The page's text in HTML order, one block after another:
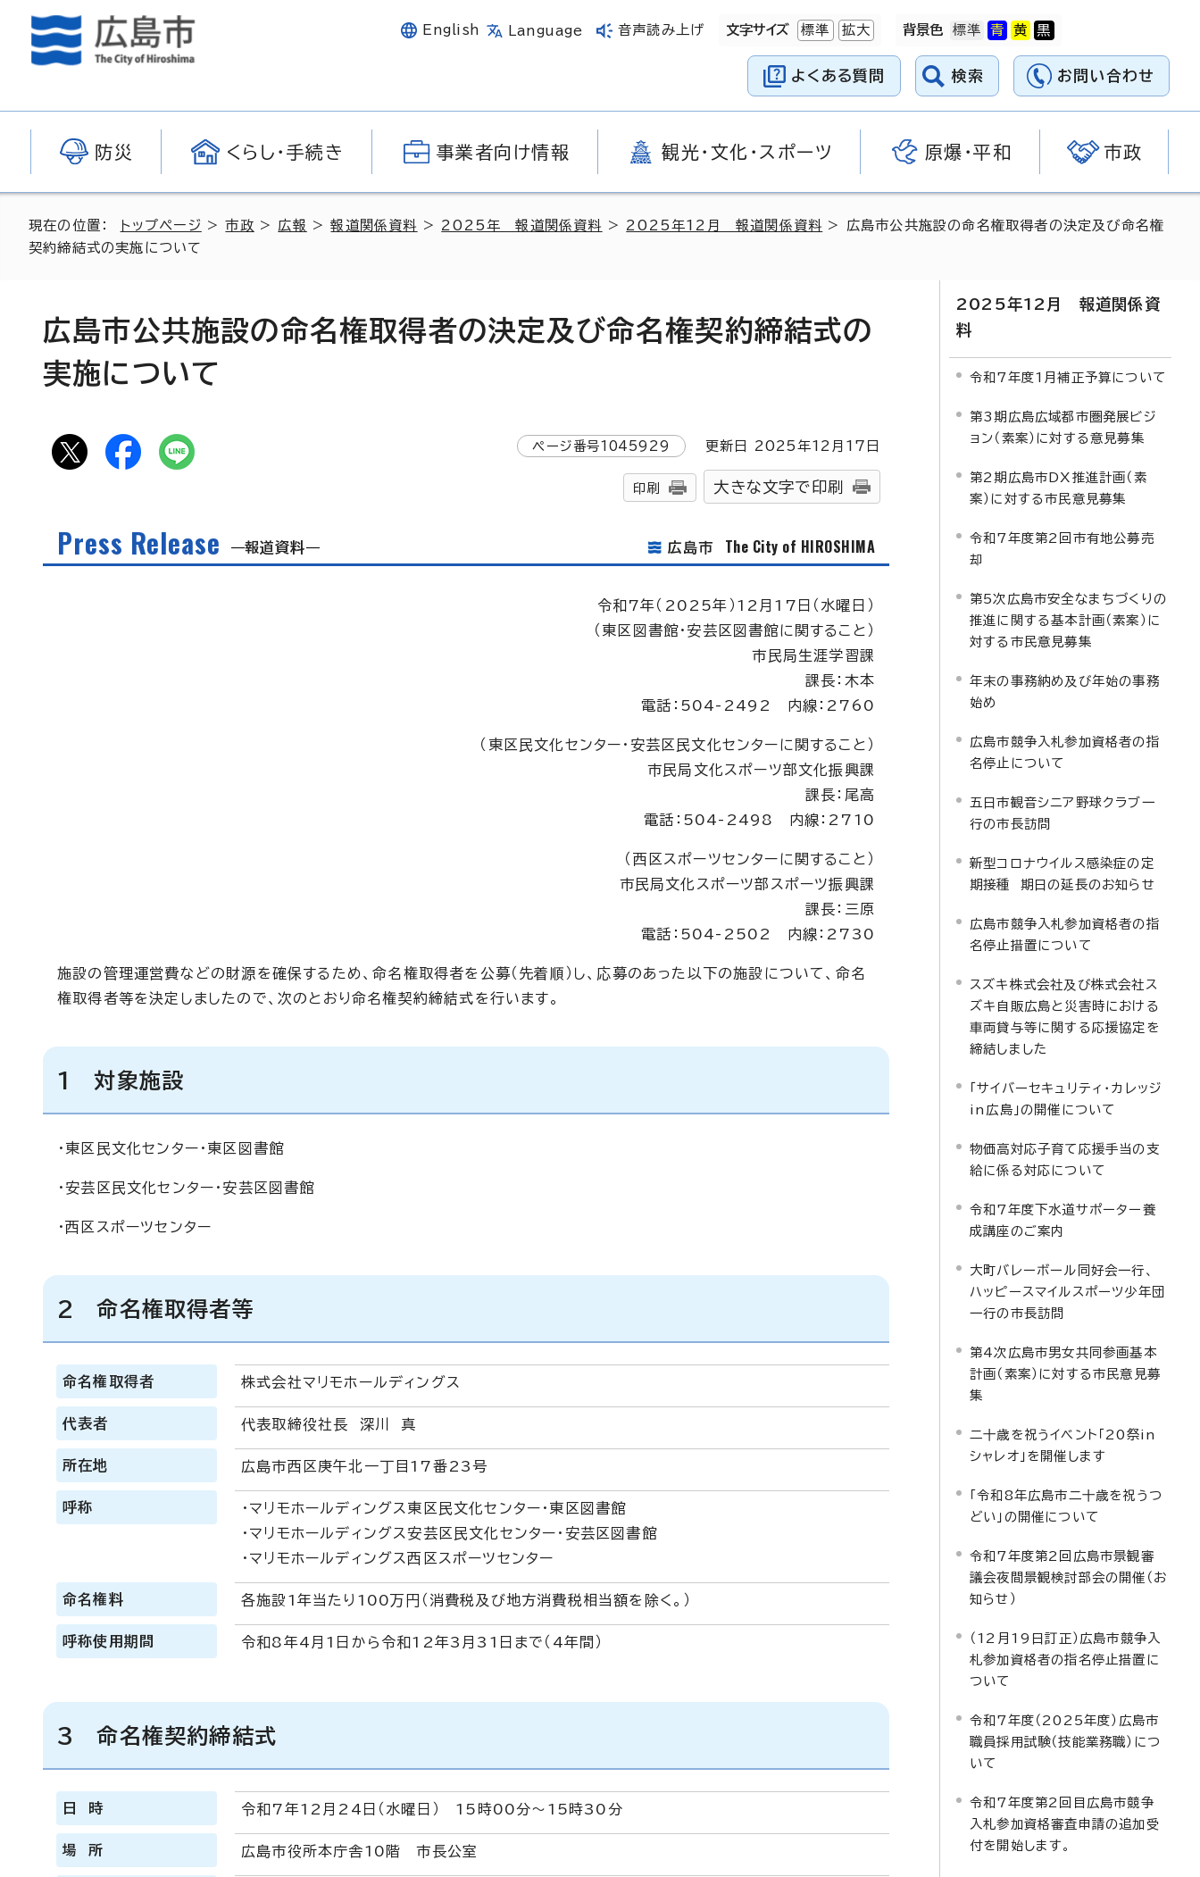
English Language 音声読み上げ 文字サイズ 標準 拡大 背景色
よくある質問 検索 お問い合わせ
防災 くらし・手続き 事業者向け情報 観光・文化・スポーツ 原爆・平和 市政
現在の位置： トップページ >市政 > 広報 >報道関係資料 > 2025年 報道関係資料 > 2025年12月 報道関係資料 > 広島市公共施設の命名権取得者の決定及び命名権
契約締結式の実施について
広島市公共施設の命名権取得者の決定及び命名権契約締結式の
実施について
ページ番号1045929 更新日 2025 年12 月 17 日
印刷 大きな文字で印刷
Press Release 報道資料 広島市 The City of HIROSHIMA
令和7年（2025年）12月17日（水曜日）
（東区図書館・安芸区図書館に関すること）
市民局生涯学習課
課長：木本
電話：504-2492 内線：2760
（東区民文化センター・安芸区民文化センターに関すること）
市民局文化スポーツ部文化振興課
課長：尾高
電話：504-2498 内線：2710
（西区スポーツセンターに関すること）
市民局文化スポーツ部スポーツ振興課
課長：三原
電話：504-2502 内線：2730
施設の管理運営費などの財源を確保するため、命名権取得者を公募（先着順）し、応募のあった以下の施設について、命名
権取得者等を決定しましたので、次のとおり命名権契約締結式を行います。
1 対象施設
・東区民文化センター・東区図書館
・安芸区民文化センター・安芸区図書館
・西区スポーツセンター
2 命名権取得者等
命名権取得者 株式会社マリモホールディングス
代表者 代表取締役社長 深川 真
所在地 広島市西区庚午北一丁目17番23号
呼称
・マリモホールディングス東区民文化センター・東区図書館
・マリモホールディングス安芸区民文化センター・安芸区図書館
・マリモホールディングス西区スポーツセンター
命名権料 各施設1年当たり100万円（消費税及び地方消費税相当額を除く。）
呼称使用期間 令和8年4月1日から令和12年3月31日まで（4年間）
3 命名権契約締結式
日 時 令和7年12月24日（水曜日） 15時00分～15時30分
場 所 広島市役所本庁舎10階 市長公室
2025年12月 報道関係資
料
令和7年度1月補正予算について
第3期広島広域都市圏発展ビジ
ョン（素案）に対する意見募集
第2期広島市DX推進計画（素
案）に対する市民意見募集
令和7年度第2回市有地公募売
却
第5次広島市安全なまちづくりの
推進に関する基本計画（素案）に
対する市民意見募集
年末の事務納め及び年始の事務
始め
広島市競争入札参加資格者の指
名停止について
五日市観音シニア野球クラブ一
行の市長訪問
新型コロナウイルス感染症の定
期接種 期日の延長のお知らせ
広島市競争入札参加資格者の指
名停止措置について
スズキ株式会社及び株式会社ス
ズキ自販広島と災害時における
車両貸与等に関する応援協定を
締結しました
「サイバーセキュリティ・カレッジ
in広島」の開催について
物価高対応子育て応援手当の支
給に係る対応について
令和7年度下水道サポーター養
成講座のご案内
大町バレーボール同好会一行、
ハッピースマイルスポーツ少年団
一行の市長訪問
第4次広島市男女共同参画基本
計画（素案）に対する市民意見募
集
二十歳を祝うイベント「20祭in
シャレオ」を開催します
「令和8年広島市二十歳を祝うつ
どい」の開催について
令和7年度第2回広島市景観審
議会夜間景観検討部会の開催（お
知らせ）
（12月19日訂正）広島市競争入
札参加資格者の指名停止措置に
ついて
令和7年度（2025年度）広島市
職員採用試験（技能業務職）につ
いて
令和7年度第2回目広島市競争
入札参加資格審査申請の追加受
付を開始します。